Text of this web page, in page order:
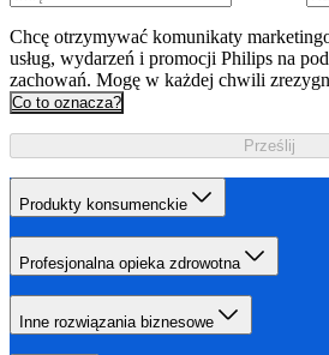
Chcę otrzymywać komunikaty
usług, wydarzeń i promocji Philips na
zachowań. Mogę w każdej chwili
Co to oznacza?
Prześlij
Produkty konsumenckie
Profesjonalna opieka zdrowotna
Inne rozwiązania biznesowe